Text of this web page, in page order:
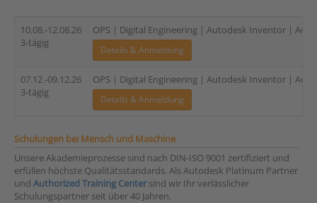
10.08.-12.08.26
3-tägig
OPS | Digital Engineering | Autodesk Inventor |
Details & Anmeldung
07.12.-09.12.26
3-tägig
OPS | Digital Engineering | Autodesk Inventor |
Details & Anmeldung
Schulungen bei Mensch und Maschine
Unsere Akademieprozesse sind nach DIN-ISO 9001 zertifiziert und
erfüllen höchste Qualitätsstandards. Als Autodesk Platinum Partner
und Authorized Training Centersind wir Ihr verlässlicher
Schulungspartner seit über 40 Jahren.